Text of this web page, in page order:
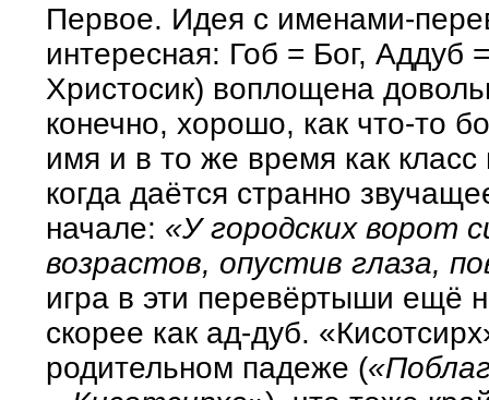
Первое. Идея с именами-
интересная: Гоб = Бог, Аддуб
Христосик) воплощена
конечно, хорошо, как что-то
имя и в то же время как
когда даётся странно
начале: «У городских ворот
возрастов, опустив глаза,
игра в эти перевёртыши ещё
скорее как ад-дуб.
родительном падеже (